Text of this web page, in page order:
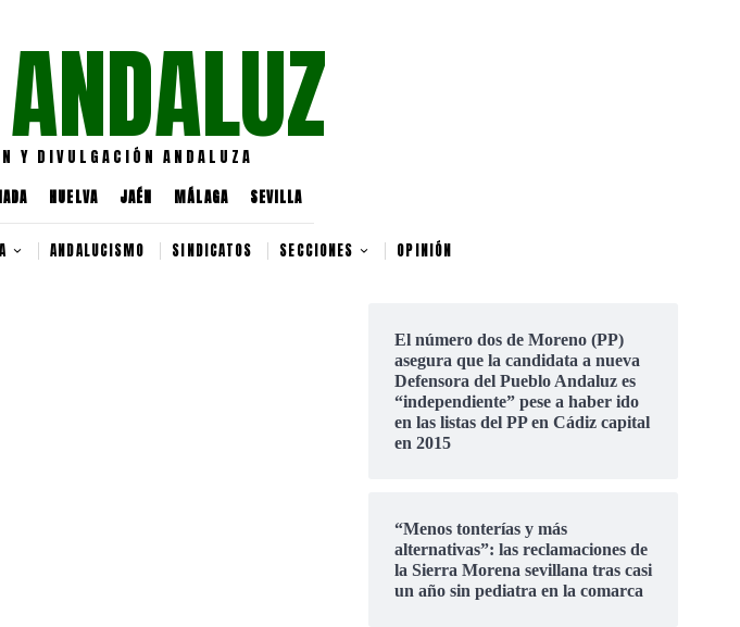
Y DIVULGACIÓN ANDALUZA
HUELVA JAÉN MÁLAGA SEVILLA
ANDALUCISMO SINDICATOS SECCIONES OPINIÓN
El número dos de Moreno (PP)
asegura que la candidata a nueva
Defensora del Pueblo Andaluz es
“independiente” pese a haber ido
en las listas del PP en Cádiz capital
en 2015
“Menos tonterías y más
alternativas”: las reclamaciones de
la Sierra Morena sevillana tras casi
un año sin pediatra en la comarca